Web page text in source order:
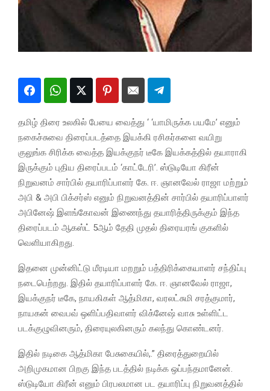
தமிழ் திரை உலகில் பேயை வைத்து ‘ ‘யாமிருக்க பயமே’ எனும்
நகைச்சுவை திரைப்படத்தை இயக்கி ரசிகர்களை வயிறு
குலுங்க சிரிக்க வைத்த இயக்குநர் டீகே இயக்கத்தில் தயாராகி
இருக்கும் புதிய திரைப்படம் ‘காட்டேரி’. ஸ்டுடியோ கிரீன்
நிறுவனம் சார்பில் தயாரிப்பாளர் கே. ஈ. ஞானவேல் ராஜா மற்றும்
அபி & அபி பிக்சர்ஸ் எனும் நிறுவனத்தின் சார்பில் தயாரிப்பாளர்
அபினேஷ் இளங்கோவன் இணைந்து தயாரித்திருக்கும் இந்த
திரைப்படம் ஆகஸ்ட் 5ஆம் தேதி முதல் திரையரங் குகளில்
வெளியாகிறது.
இதனை முன்னிட்டு மீரடியா மறறும் பத்திரிக்கையாளர் சந்திப்பு
நடைபெற்றது. இதில் தயாரிப்பாளர் கே. ஈ. ஞானவேல் ராஜா,
இயக்குநர் டீகே, நாயகிகள் ஆத்மிகா, வரலட்சுமி சரத்குமார்,
நாயகன் வைபவ் ஒளிப்பதிவாளர் விக்னேஷ் வாசு உள்ளிட்ட
படக்குழுவினரும், திரையுலகினரும் கலந்து கொண்டனர்.
இதில் நடிகை ஆத்மிகா பேசுகையில்,.” திரைத்துறையில்
அறிமுகமான பிறகு இந்த படத்தில் நடிக்க ஒப்பந்தமானேன்.
ஸ்டுடியோ கிரீன் எனும் பிரபலமான பட தயாரிப்பு நிறுவனத்தில்